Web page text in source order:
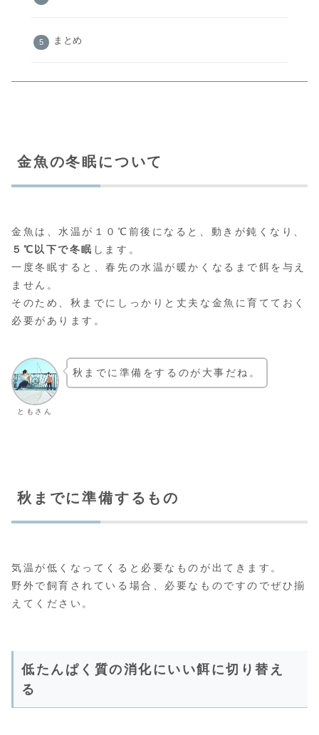
まとめ
金魚の冬眠について
金魚は、水温が１０℃前後になると、動きが鈍くなり、
５℃以下で冬眠 します。
一度冬眠すると、春先の水温が暖かくなるまで餌を与え
ません。
そのため、秋までにしっかりと丈夫な金魚に育てておく
必要があります。
ともさん
秋までに準備をするのが大事だね。
秋までに準備するもの
気温が低くなってくると必要なものが出てきます。
野外で飼育されている場合、必要なものですのでぜひ揃
えてください。
低たんぱく質の消化にいい餌に切り替え
る